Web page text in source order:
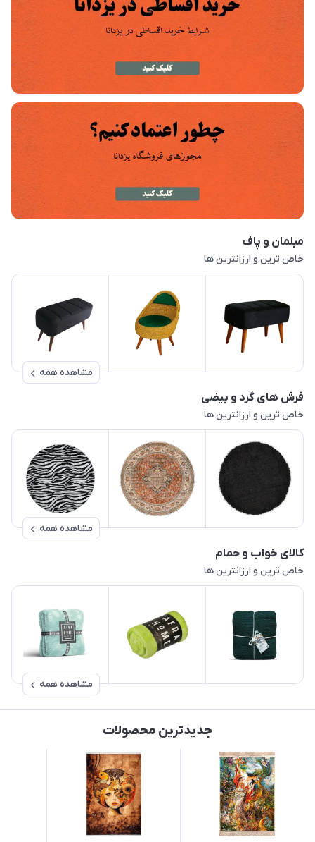
مبلمان و پاف
خاص ترین و ارزانترین ها
مشاهده همه
فرش های گرد و بیضی
خاص ترین و ارزانترین ها
مشاهده همه
کالای خواب و حمام
خاص ترین و ارزانترین ها
مشاهده همه
جدیدترین محصولات